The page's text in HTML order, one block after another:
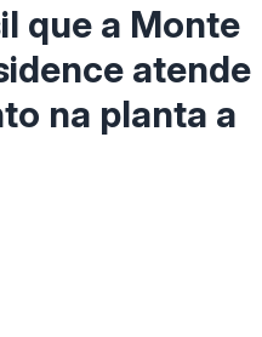
que a Monte
atende
na planta a